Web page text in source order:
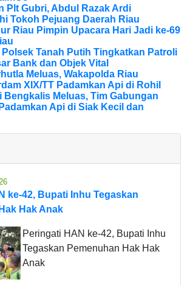
Plt Gubri, Abdul Razak Ardi
Tokoh Pejuang Daerah Riau
Riau Pimpin Upacara Hari Jadi ke-69
Polsek Tanah Putih Tingkatkan Patroli
Bank dan Objek Vital
Meluas, Wakapolda Riau
XIX/TT Padamkan Api di Rohil
Bengkalis Meluas, Tim Gabungan
Api di Siak Kecil dan
ke-42, Bupati Inhu Tegaskan
Hak Anak
Peringati HAN ke-42, Bupati Inhu
Tegaskan Pemenuhan Hak Hak
Anak